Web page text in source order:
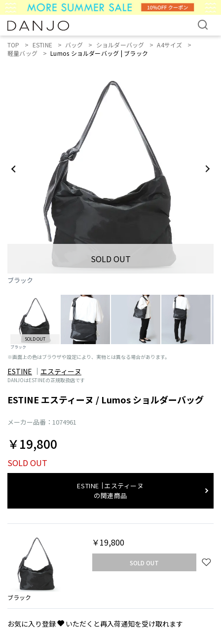
TOP ESTINE バッグ ショルダーバッグ
A4サイズ
軽量バッグ
Lumos ショルダーバッグ | ブラック
SOLD OUT
ブラック
SOLD OUT
ブラック
※画面上の色はブラウザや設定により、実物とは異なる場合があります。
ESTINE エスティーヌ
DANJOはESTINEの正規取扱店です
ESTINE エスティーヌ / Lumos ショルダーバッグ
メーカー品番：1074961
￥19,800
SOLD OUT
ESTINE
エスティーヌ
の関連商品
ブラック
￥19,800
SOLD OUT
お気に入り登録 いただくと再入荷通知を受け取れます